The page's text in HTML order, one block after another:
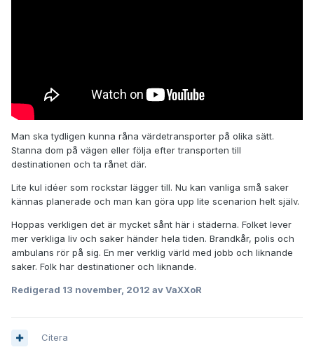
Man ska tydligen kunna råna värdetransporter på olika sätt.
Stanna dom på vägen eller följa efter transporten till
destinationen och ta rånet där.
Lite kul idéer som rockstar lägger till. Nu kan vanliga små saker
kännas planerade och man kan göra upp lite scenarion helt själv.
Hoppas verkligen det är mycket sånt här i städerna. Folket lever
mer verkliga liv och saker händer hela tiden. Brandkår, polis och
ambulans rör på sig. En mer verklig värld med jobb och liknande
saker. Folk har destinationer och liknande.
Redigerad 13 november, 2012 av VaXXoR
Citera